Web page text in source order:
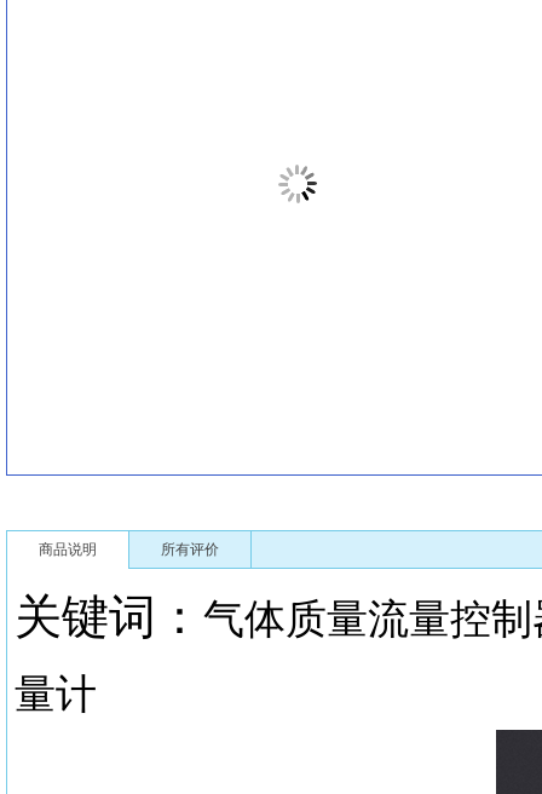
商品说明 所有评价
关键词： 气体质量流量控制
量计